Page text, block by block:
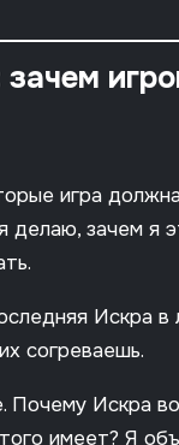
зачем
игра
делаю, зачем я
Искра в
согреваешь.
Почему Искра
имеет? Я